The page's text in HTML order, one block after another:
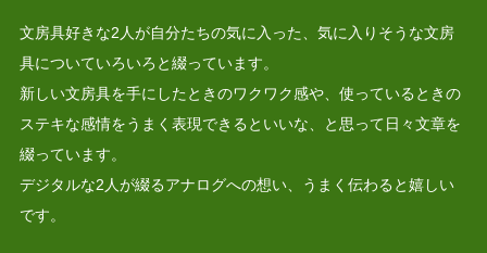
文房具好きな2人が自分たちの気に入った、気に入りそうな文房
具についていろいろと綴っています。
新しい文房具を手にしたときのワクワク感や、使っているときの
ステキな感情をうまく表現できるといいな、と思って日々文章を
綴っています。
デジタルな2人が綴るアナログへの想い、うまく伝わると嬉しい
です。